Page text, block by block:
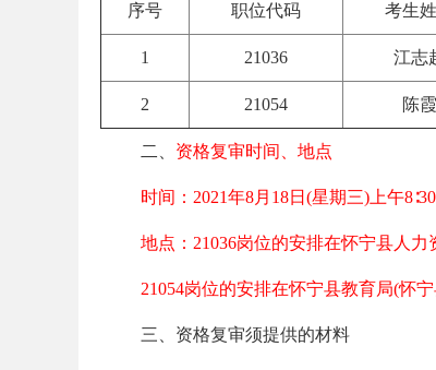
序号 职位代码 考生
1 21036 江志
2 21054 陈霞
二、 资格复审时间、地点
时间：2021年8月18日(星期三)上午8∶30--
地点：21036岗位的安排在怀宁县人力
21054岗位的安排在怀宁县教育局(怀宁
三、资格复审须提供的材料